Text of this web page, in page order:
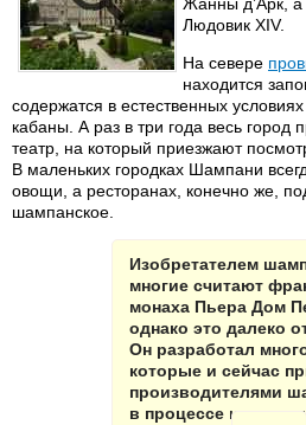
Людовик XIV.
На севере
находится
содержатся в естественных
кабаны. А раз в три года весь город
театр, на который приезжают
В маленьких городках Шампани
овощи, а ресторанах, конечно же,
шампанское.
Изобретателем
многие считают
монаха Пьера Дом
однако это далеко
Он разработал
которые и сейчас
производителями
в процессе